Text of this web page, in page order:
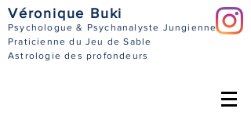
Véronique Buki
Psychologue & Psychanalyste Jungienne
Praticienne du Jeu de Sable
Astrologie des profondeurs